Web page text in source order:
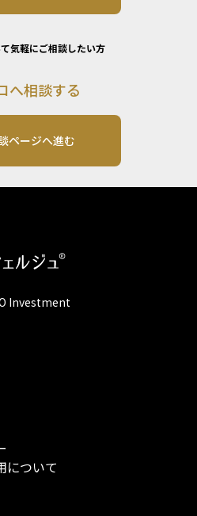
気軽にご相談したい方
へ相談する
ページへ進む
Investment
について